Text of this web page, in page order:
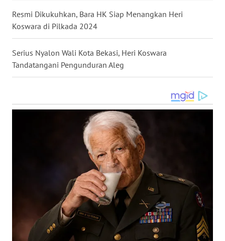
Resmi Dikukuhkan, Bara HK Siap Menangkan Heri
Koswara di Pilkada 2024
Serius Nyalon Wali Kota Bekasi, Heri Koswara
Tandatangani Pengunduran Aleg
WN
PAKPAK